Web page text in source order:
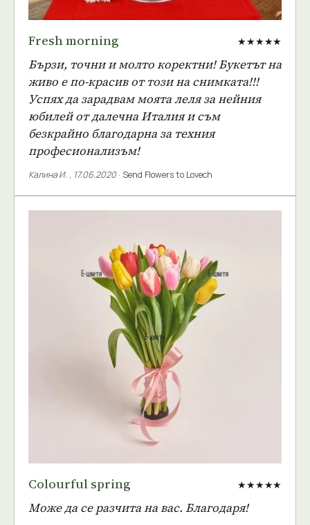
Fresh morning ★★★★★
Бързи, точни и молто коректни! Букетът на
живо е по-красив от този на снимката!!!
Успях да зарадвам моята леля за нейния
юбилей от далечна Италия и съм
безкрайно благодарна за техния
професионализъм!
Калина И. , 17.06.2020· Send Flowers to Lovech
Colourful spring ★★★★★
Може да се разчита на вас. Благодаря!